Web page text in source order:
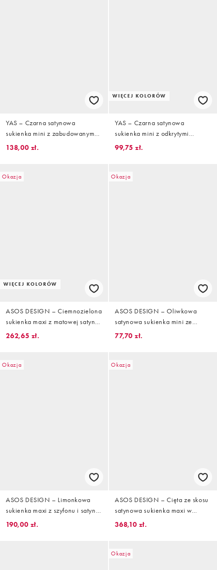
YAS – Czarna satynowa
sukienka mini z zabudowanym
dekoltem i zapięciem na guziki z
138,00 zł.
WIĘCEJ KOLORÓW
YAS – Czarna satynowa
sukienka mini z odkrytymi
plecami
99,75 zł.
Okazja
WIĘCEJ KOLORÓW
ASOS DESIGN – Ciemnozielona
sukienka maxi z matowej satyny
z przeszyciami
262,65 zł.
Okazja
ASOS DESIGN – Oliwkowa
satynowa sukienka mini ze
skośnym drapowaniem i
77,70 zł.
Okazja
ASOS DESIGN – Limonkowa
sukienka maxi z szyfonu i satyny
z rozkloszowanymi rękawami i
190,00 zł.
Okazja
ASOS DESIGN – Cięta ze skosu
satynowa sukienka maxi w
zielonym kolorze ze skręconym
368,10 zł.
Okazja